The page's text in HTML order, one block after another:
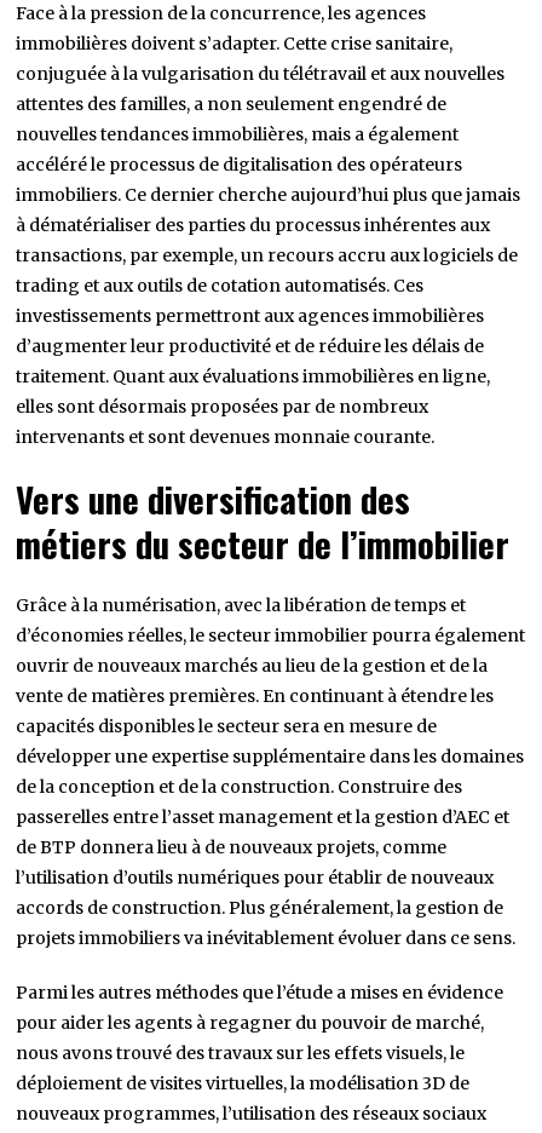
Face à la pression de la concurrence, les agences
immobilières doivent s’adapter. Cette crise sanitaire,
conjuguée à la vulgarisation du télétravail et aux nouvelles
attentes des familles, a non seulement engendré de
nouvelles tendances immobilières, mais a également
accéléré le processus de digitalisation des opérateurs
immobiliers. Ce dernier cherche aujourd’hui plus que jamais
à dématérialiser des parties du processus inhérentes aux
transactions, par exemple, un recours accru aux logiciels de
trading et aux outils de cotation automatisés. Ces
investissements permettront aux agences immobilières
d’augmenter leur productivité et de réduire les délais de
traitement. Quant aux évaluations immobilières en ligne,
elles sont désormais proposées par de nombreux
intervenants et sont devenues monnaie courante.
Vers une diversification des
métiers du secteur de l’immobilier
Grâce à la numérisation, avec la libération de temps et
d’économies réelles, le secteur immobilier pourra également
ouvrir de nouveaux marchés au lieu de la gestion et de la
vente de matières premières. En continuant à étendre les
capacités disponibles le secteur sera en mesure de
développer une expertise supplémentaire dans les domaines
de la conception et de la construction. Construire des
passerelles entre l’asset management et la gestion d’AEC et
de BTP donnera lieu à de nouveaux projets, comme
l’utilisation d’outils numériques pour établir de nouveaux
accords de construction. Plus généralement, la gestion de
projets immobiliers va inévitablement évoluer dans ce sens.
Parmi les autres méthodes que l’étude a mises en évidence
pour aider les agents à regagner du pouvoir de marché,
nous avons trouvé des travaux sur les effets visuels, le
déploiement de visites virtuelles, la modélisation 3D de
nouveaux programmes, l’utilisation des réseaux sociaux